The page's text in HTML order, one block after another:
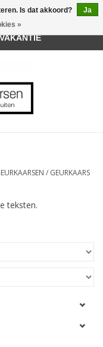
/ GEURKAARS
teksten.
Is dat akkoord?
Ja
»
| Belvederelaan 107